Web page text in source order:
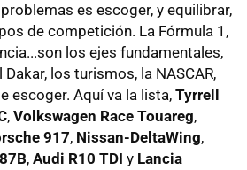
es escoger, y equilibrar,
de competición. La Fórmula 1,
los ejes fundamentales,
los turismos, la NASCAR,
escoger. Aquí va la lista, Tyrrell
, Volkswagen Race Touareg,
917, Nissan-DeltaWing,
, Audi R10 TDI y Lancia